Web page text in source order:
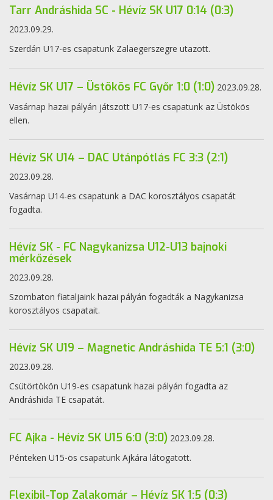
Tarr Andráshida SC - Hévíz SK U17 0:14 (0:3)
2023.09.29.
Szerdán U17-es csapatunk Zalaegerszegre utazott.
Hévíz SK U17 – Üstökös FC Győr 1:0 (1:0) 2023.09.28.
Vasárnap hazai pályán játszott U17-es csapatunk az Üstökös
ellen.
Hévíz SK U14 – DAC Utánpótlás FC 3:3 (2:1)
2023.09.28.
Vasárnap U14-es csapatunk a DAC korosztályos csapatát
fogadta.
Hévíz SK - FC Nagykanizsa U12-U13 bajnoki
mérkőzések
2023.09.28.
Szombaton fiataljaink hazai pályán fogadták a Nagykanizsa
korosztályos csapatait.
Hévíz SK U19 – Magnetic Andráshida TE 5:1 (3:0)
2023.09.28.
Csütörtökön U19-es csapatunk hazai pályán fogadta az
Andráshida TE csapatát.
FC Ajka - Hévíz SK U15 6:0 (3:0) 2023.09.28.
Pénteken U15-ös csapatunk Ajkára látogatott.
Flexibil-Top Zalakomár – Hévíz SK 1:5 (0:3)